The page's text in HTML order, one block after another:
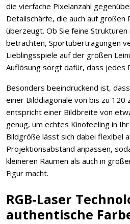
die vierfache Pixelanzahl
Detailschärfe, die auch auf großen
überzeugt. Ob Sie feine Strukturen
betrachten, Sportübertragungen
Lieblingsspiele auf der großen
Auflösung sorgt dafür, dass jedes
Besonders beeindruckend ist,
einer Bilddiagonale von bis zu 120
entspricht einer Bildbreite von
genug, um echtes Kinofeeling in
Bildgröße lässt sich dabei flexibel
Projektionsabstand anpassen,
kleineren Räumen als auch in
Figur macht.
RGB-Laser
authentische